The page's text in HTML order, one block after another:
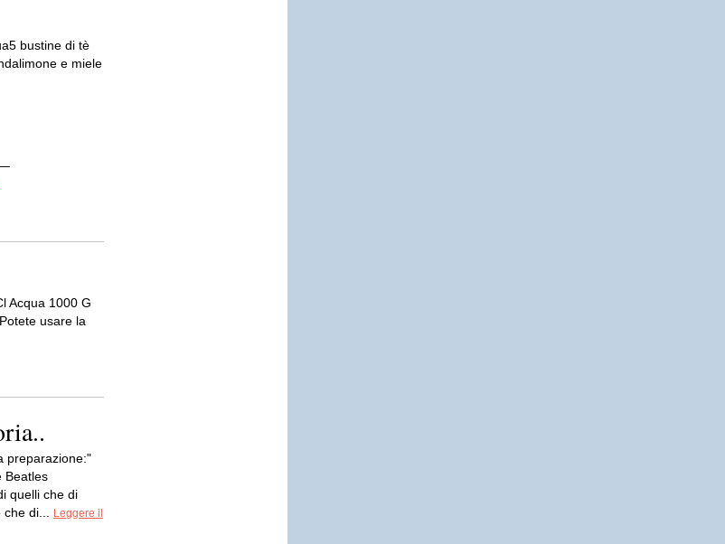
bustine di tè
e miele
Acqua 1000 G
usare la
preparazione:"
Beatles
quelli che di
di...
Leggere il